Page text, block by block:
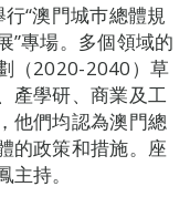
“澳門城巿總體規
”專場。多個領域的
（2020-2040）草
產學研、商業及工
他們均認為澳門總
的政策和措施。座
持。